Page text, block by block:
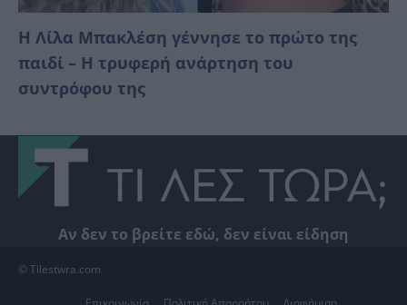
Η Λίλα Μπακλέση γέννησε το πρώτο της
παιδί – Η τρυφερή ανάρτηση του
συντρόφου της
Αν δεν το βρείτε εδώ, δεν είναι είδηση
© Tilestwra.com